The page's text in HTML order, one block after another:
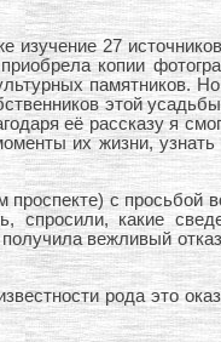
27
копии
памятников.
этой
её рассказу я
их жизни,
с просьбой
спросили, какие
вежливый
рода это